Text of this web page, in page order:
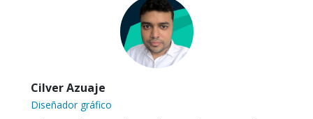
Cilver Azuaje
Diseñador gráfico